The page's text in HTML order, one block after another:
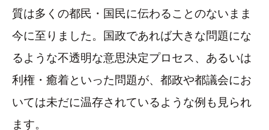
質は多くの都民・国民に伝わることのないまま
今に至りました。国政であれば大きな問題にな
るような不透明な意思決定プロセス、あるいは
利権・癒着といった問題が、都政や都議会にお
いては未だに温存されているような例も見られ
ます。